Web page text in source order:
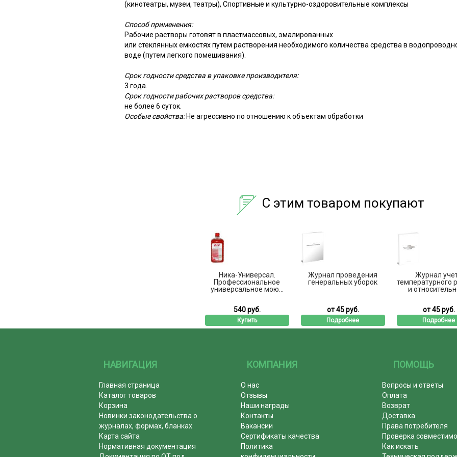
(кинотеатры, музеи, театры), Спортивные и культурно-оздоровительные комплексы
Способ применения:
Рабочие растворы готовят в пластмассовых, эмалированных
или стеклянных емкостях путем растворения необходимого количества средства в
воде (путем легкого помешивания).
Срок годности средства в упаковке производителя:
3 года.
Срок годности рабочих растворов средства:
не более 6 суток.
Особые свойства:Не агрессивно по отношению к объектам обработки
С этим товаром покупают
Ника-Универсал.
Профессиональное
универсальное мою...
540 руб.
Купить
Журнал проведения
генеральных уборок
от 45 руб.
Подробнее
Журнал
температурного
и
от 45 руб.
Подробнее
НАВИГАЦИЯ
Главная страница
Каталог товаров
Корзина
Новинки законодательства о
журналах, формах, бланках
Карта сайта
Нормативная документация
КОМПАНИЯ
О нас
Отзывы
Наши награды
Контакты
Вакансии
Сертификаты качества
Политика
ПОМОЩЬ
Вопросы и ответы
Оплата
Возврат
Доставка
Права потребителя
Проверка
Как искать